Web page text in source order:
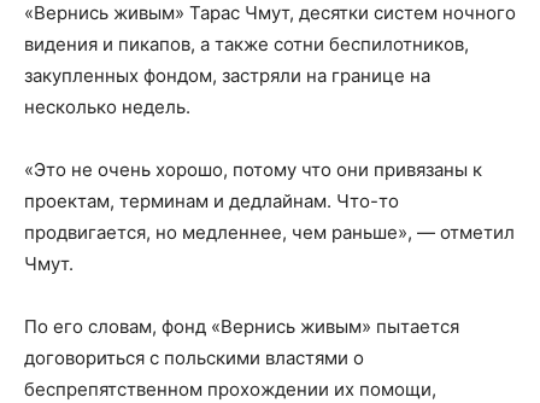
«Вернись живым» Тарас Чмут, десятки систем ночного
видения и пикапов, а также сотни беспилотников,
закупленных фондом, застряли на границе на
несколько недель.
«Это не очень хорошо, потому что они привязаны к
проектам, терминам и дедлайнам. Что-то
продвигается, но медленнее, чем раньше», — отметил
Чмут.
По его словам, фонд «Вернись живым» пытается
договориться с польскими властями о
беспрепятственном прохождении их помощи,